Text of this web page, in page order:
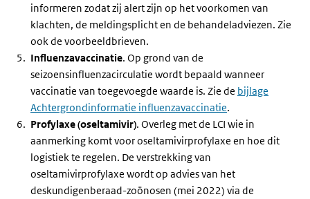
informeren zodat zij alert zijn op het voorkomen van
klachten, de meldingsplicht en de behandeladviezen. Zie
ook de voorbeeldbrieven.
Influenzavaccinatie. Op grond van de
seizoensinfluenzacirculatie wordt bepaald wanneer
vaccinatie van toegevoegde waarde is. Zie de bijlage
Achtergrondinformatie influenzavaccinatie.
Profylaxe (oseltamivir). Overleg met de LCI wie in
aanmerking komt voor oseltamivirprofylaxe en hoe dit
logistiek te regelen. De verstrekking van
oseltamivirprofylaxe wordt op advies van het
deskundigenberaad-zoönosen (mei 2022) via de